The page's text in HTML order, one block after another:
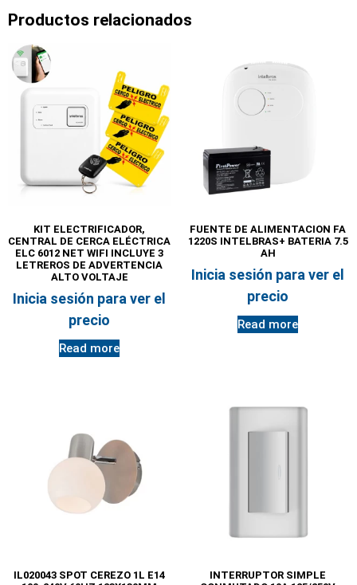
Productos relacionados
KIT ELECTRIFICADOR,
CENTRAL DE CERCA ELÉCTRICA
ELC 6012 NET WIFI INCLUYE 3
LETREROS DE ADVERTENCIA
ALTO VOLTAJE
Inicia sesión para ver el
precio
Read more
FUENTE DE ALIMENTACION FA
1220S INTELBRAS+ BATERIA 7.5
AH
Inicia sesión para ver el
precio
Read more
IL020043 SPOT CEREZO 1L E14
INTERRUPTOR SIMPLE